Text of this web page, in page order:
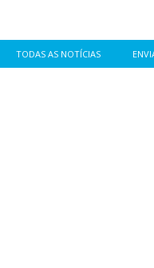
TODAS AS NOTÍCIAS